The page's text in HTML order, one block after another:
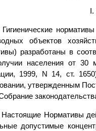
I.
Гигиенические
объектов
разработаны в
населения от 30
1999, N 14, ст.
утвержденным
Настоящие Нормативы
допустимые